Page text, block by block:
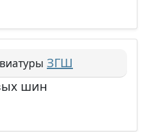
ЗГШ
шин